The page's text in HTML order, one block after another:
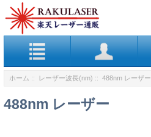
ホーム :: レーザー波長(nm) :: 488nm レーザー
488nm レーザー